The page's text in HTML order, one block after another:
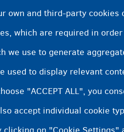
جستجوی کار
پیوستن به صندوق بیمه درمانی
افتتاح حساب بانکی
کمک‌‌هزینه اجتماعی از CPAS / OCMW
own and third-party cookies
which are required in
we use to generate
used to display relevant
"ACCEPT ALL", you
accept individual cookie